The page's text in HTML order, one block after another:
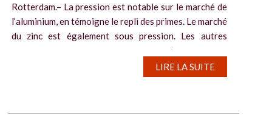
Rotterdam.– La pression est notable sur le marché de
l’aluminium, en témoigne le repli des primes. Le marché
du zinc est également sous pression. Les autres
marchés sont étales, dans un contexte d’incertitudes.
LIRE LA SUITE